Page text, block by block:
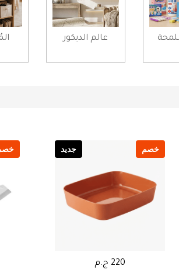
عالم الديكور
خصم جديد
220 ج.م